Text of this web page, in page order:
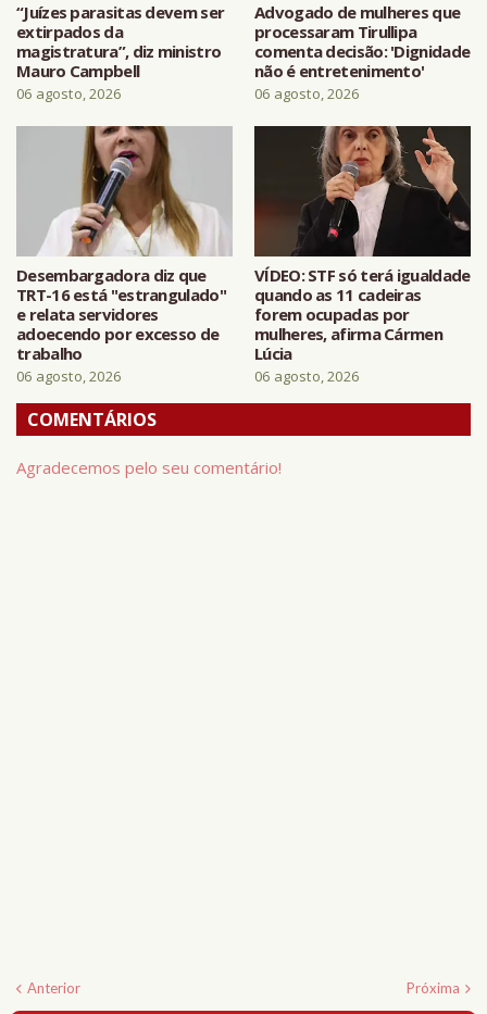
“Juízes parasitas devem ser
extirpados da
magistratura”, diz ministro
Mauro Campbell
06 agosto, 2026
Advogado de mulheres que
processaram Tirullipa
comenta decisão: 'Dignidade
não é entretenimento'
06 agosto, 2026
Desembargadora diz que
TRT-16 está "estrangulado"
e relata servidores
adoecendo por excesso de
trabalho
06 agosto, 2026
VÍDEO: STF só terá igualdade
quando as 11 cadeiras
forem ocupadas por
mulheres, afirma Cármen
Lúcia
06 agosto, 2026
COMENTÁRIOS
Agradecemos pelo seu comentário!
Anterior Próxima